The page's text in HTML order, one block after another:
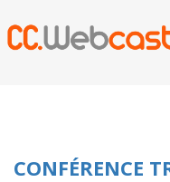
CONFÉRENCE